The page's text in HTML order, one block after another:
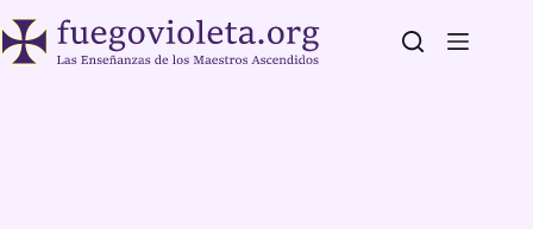
al
contenido